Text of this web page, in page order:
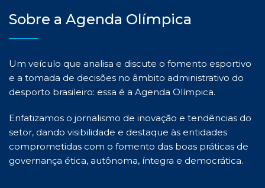
Sobre a Agenda Olímpica
Um veículo que analisa e discute o fomento esportivo
e a tomada de decisões no âmbito administrativo do
desporto brasileiro: essa é a Agenda Olímpica.
Enfatizamos o jornalismo de inovação e tendências do
setor, dando visibilidade e destaque às entidades
comprometidas com o fomento das boas práticas de
governança ética, autônoma, íntegra e democrática.